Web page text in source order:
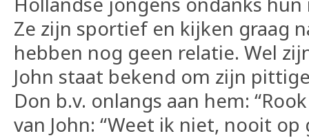
Ze zijn sportief en kijken graag
hebben nog geen relatie. Wel
John staat bekend om zijn
Don b.v. onlangs aan hem:
van John: “Weet ik niet, nooit op